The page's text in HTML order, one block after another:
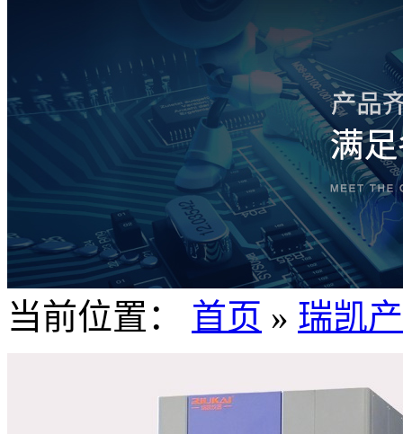
当前位置： 首页 » 瑞凯